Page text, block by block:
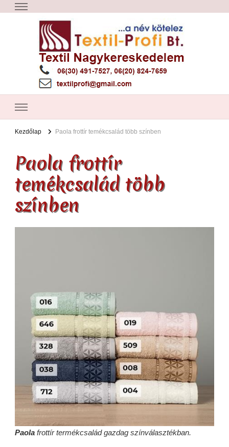
Textil Győr
Textil nagykereskedelem – Győr
Kezdőlap Paola frottír temékcsalád több színben
Paola frottír
temékcsalád több
színben
Paola frottír termékcsalád gazdag színválasztékban.